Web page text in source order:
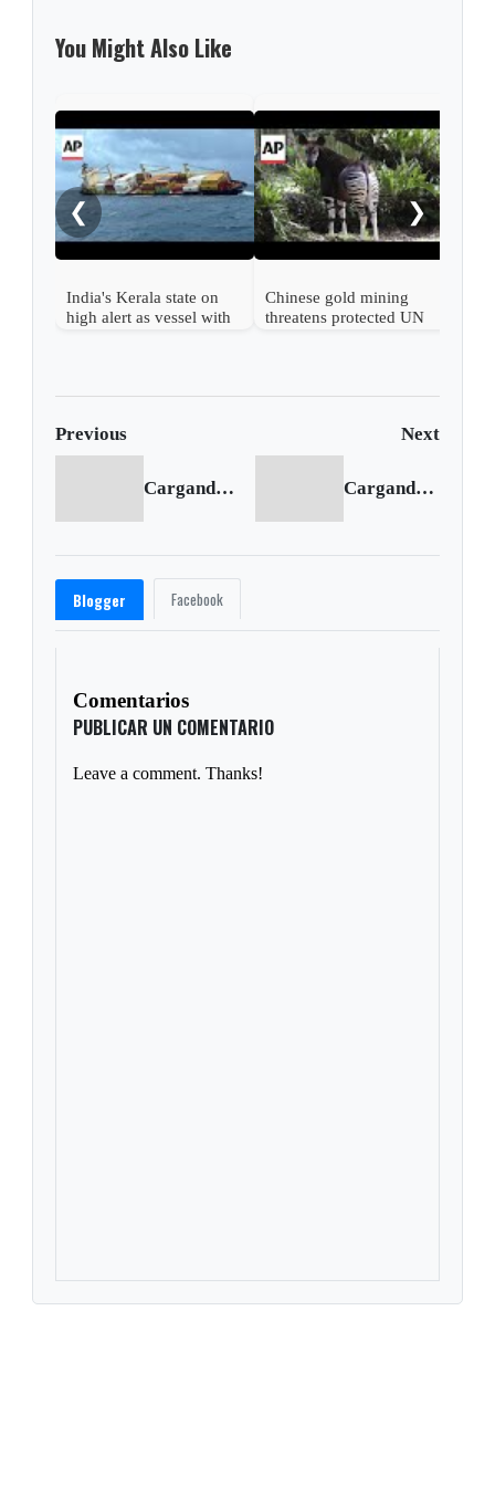
You Might Also Like
❮
India's Kerala state on
high alert as vessel with
Chinese gold mining
threatens protected UN
❯
Previous Next
Cargando anterior... Cargando siguiente...
Blogger Facebook
Comentarios
PUBLICAR UN COMENTARIO
Leave a comment. Thanks!